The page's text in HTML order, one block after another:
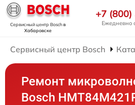
Сервисный центр Boschв
Хабаровске
+7
Ежедневно
Сервисный центр Bosch
Ремонт
Bosch